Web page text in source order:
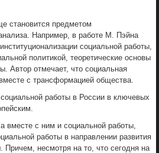
становится предметом
Например, в работе М. Пэйна
социальной работы,
политикой, теоретические основы
Автор отмечает, что социальная
с трансформацией общества.
социальной работы в России в ключевых
вместе с ним и социальной работы,
работы в направлении развития
Причем, несмотря на то, что сегодня на